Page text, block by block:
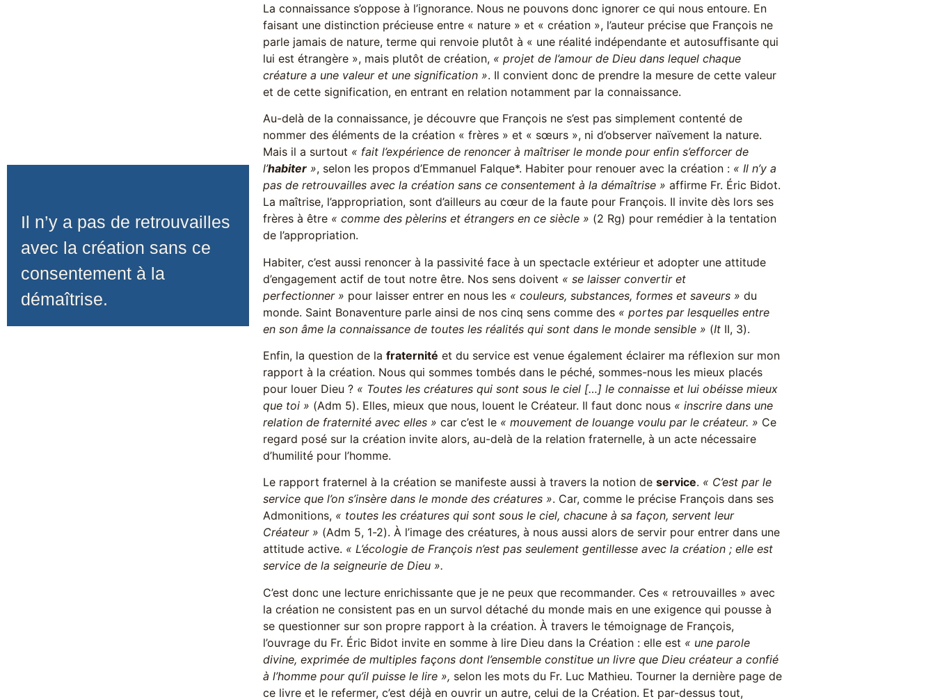
Il n’y a pas de retrouvailles
avec la création sans ce
consentement à la
démaîtrise.
La connaissance s’oppose à l’ignorance. Nous ne pouvons donc ignorer ce qui nous entoure. En
faisant une distinction précieuse entre « nature » et « création », l’auteur précise que François ne
parle jamais de nature, terme qui renvoie plutôt à « une réalité indépendante et autosuffisante qui
lui est étrangère », mais plutôt de création, « projet de l’amour de Dieu dans lequel chaque
créature a une valeur et une signification ». Il convient donc de prendre la mesure de cette valeur
et de cette signification, en entrant en relation notamment par la connaissance.
Au-delà de la connaissance, je découvre que François ne s’est pas simplement contenté de
nommer des éléments de la création « frères » et « sœurs », ni d’observer naïvement la nature.
Mais il a surtout « fait l’expérience de renoncer à maîtriser le monde pour enfin s’efforcer de
l’habiter», selon les propos d’Emmanuel Falque*. Habiter pour renouer avec la création : « Il n’y a
pas de retrouvailles avec la création sans ce consentement à la démaîtrise » affirme Fr. Éric Bidot.
La maîtrise, l’appropriation, sont d’ailleurs au cœur de la faute pour François. Il invite dès lors ses
frères à être « comme des pèlerins et étrangers en ce siècle » (2 Rg) pour remédier à la tentation
de l’appropriation.
Habiter, c’est aussi renoncer à la passivité face à un spectacle extérieur et adopter une attitude
d’engagement actif de tout notre être. Nos sens doivent « se laisser convertir et
perfectionner » pour laisser entrer en nous les« couleurs, substances, formes et saveurs » du
monde. Saint Bonaventure parle ainsi de nos cinq sens comme des« portes par lesquelles entre
en son âme la connaissance de toutes les réalités qui sont dans le monde sensible » (ItII, 3).
Enfin, la question de la fraternité et du service est venue également éclairer ma réflexion sur mon
rapport à la création. Nous qui sommes tombés dans le péché, sommes-nous les mieux placés
pour louer Dieu ? « Toutes les créatures qui sont sous le ciel […] le connaisse et lui obéisse mieux
que toi » (Adm 5). Elles, mieux que nous, louent le Créateur. Il faut donc nous « inscrire dans une
relation de fraternité avec elles » car c’est le « mouvement de louange voulu par le créateur. » Ce
regard posé sur la création invite alors, au-delà de la relation fraternelle, à un acte nécessaire
d’humilité pour l’homme.
Le rapport fraternel à la création se manifeste aussi à travers la notion de service. « C’est par le
service que l’on s’insère dans le monde des créatures ». Car, comme le précise François dans ses
Admonitions, « toutes les créatures qui sont sous le ciel, chacune à sa façon, servent leur
Créateur » (Adm 5, 1-2). À l’image des créatures, à nous aussi alors de servir pour entrer dans une
attitude active. « L’écologie de François n’est pas seulement gentillesse avec la création ; elle est
service de la seigneurie de Dieu ».
C’est donc une lecture enrichissante que je ne peux que recommander. Ces « retrouvailles » avec
la création ne consistent pas en un survol détaché du monde mais en une exigence qui pousse à
se questionner sur son propre rapport à la création. À travers le témoignage de François,
l’ouvrage du Fr. Éric Bidot invite en somme à lire Dieu dans la Création : elle est « une parole
divine, exprimée de multiples façons dont l’ensemble constitue un livre que Dieu créateur a confié
à l’homme pour qu’il puisse le lire », selon les mots du Fr. Luc Mathieu. Tourner la dernière page de
ce livre et le refermer, c’est déjà en ouvrir un autre, celui de la Création. Et par-dessus tout,